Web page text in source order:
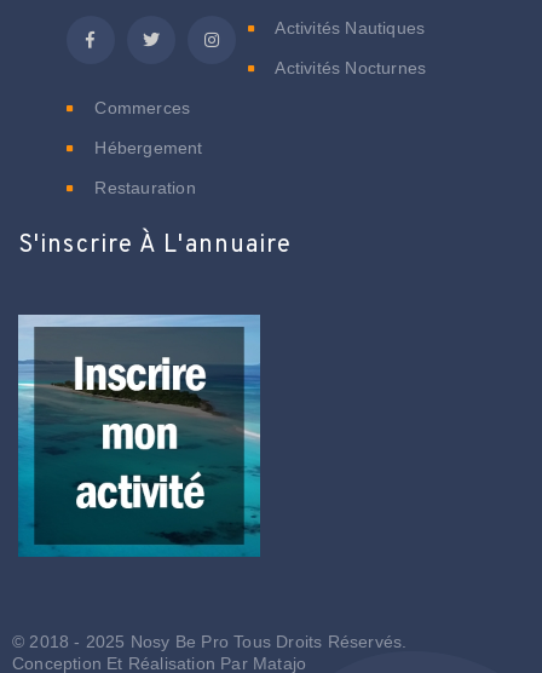
Activités Nautiques
Activités Nocturnes
Commerces
Hébergement
Restauration
S'inscrire À L'annuaire
© 2018 - 2025 Nosy Be Pro Tous Droits Réservés.
Conception Et Réalisation Par Matajo